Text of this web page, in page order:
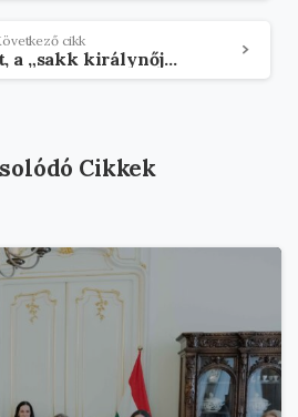
cikk
Polgár Judit, a „sakk királynője” a bécsi Szamosban
Cikkek